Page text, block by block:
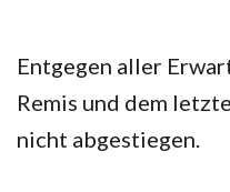
Entgegen aller
Remis und dem
nicht abgestiegen.